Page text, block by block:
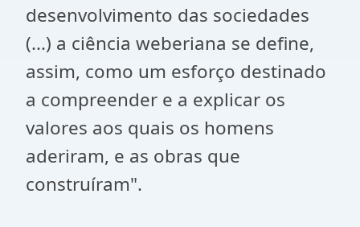
desenvolvimento das sociedades
(...) a ciência weberiana se define,
assim, como um esforço destinado
a compreender e a explicar os
valores aos quais os homens
aderiram, e as obras que
construíram".